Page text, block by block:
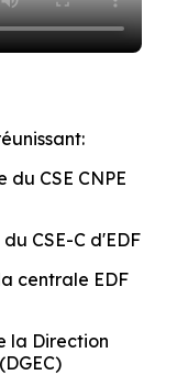
CSE CNPE
CSE-C d'EDF
centrale EDF
la Direction